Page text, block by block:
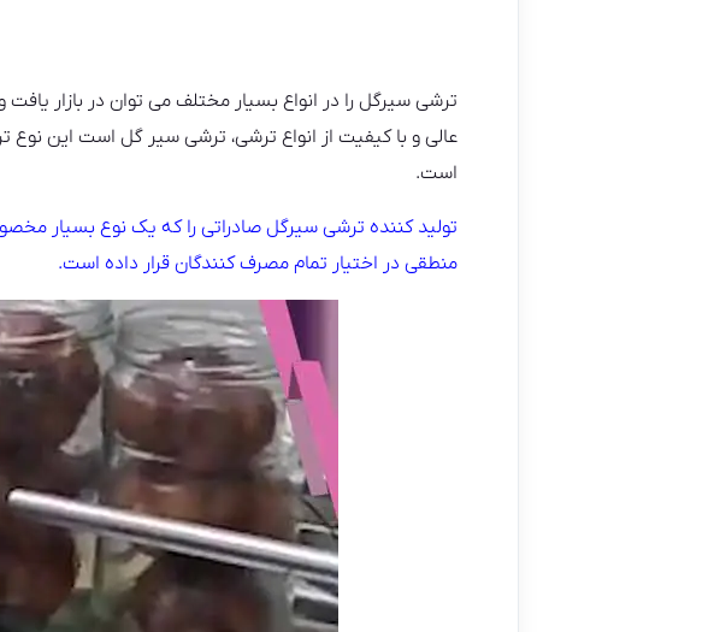
ترشی سیرگل را در انواع بسیار مختلف می توان در بازار
عالی و با کیفیت از انواع ترشی، ترشی سیر گل است این
است.
تولید کننده ترشی سیرگل صادراتی را که یک نوع بسیار
منطقی در اختیار تمام مصرف کنندگان قرار داده است.